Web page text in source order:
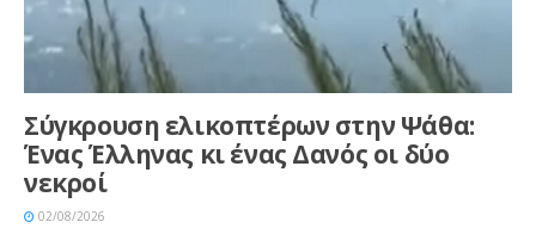
Σύγκρουση ελικοπτέρων στην Ψάθα:
Ένας Έλληνας κι ένας Δανός οι δύο
νεκροί
02/08/2026